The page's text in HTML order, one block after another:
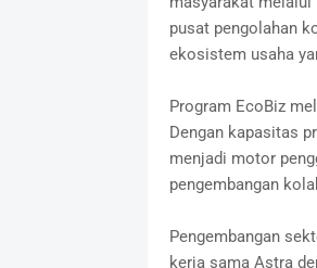
pusat pengolahan
ekosistem usaha
Program EcoBiz
Dengan kapasitas
menjadi motor
pengembangan
Pengembangan
kerja sama Astra